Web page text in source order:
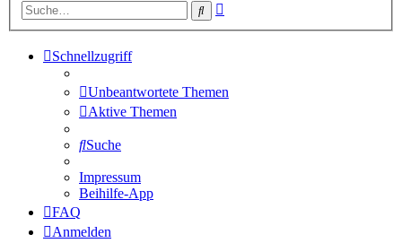
Suche
Schnellzugriff
Unbeantwortete Themen
Aktive Themen
Suche
Impressum
Beihilfe-App
FAQ
Anmelden